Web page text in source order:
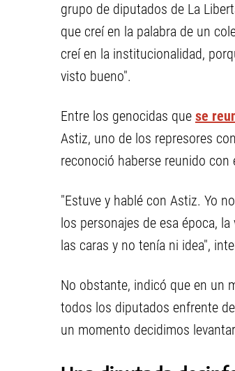
grupo de diputados de La
que creí en la palabra de un
creí en la institucionalidad,
visto bueno".
Entre los genocidas que se
Astiz, uno de los represores
reconoció haberse reunido
"Estuve y hablé con Astiz. Yo
los personajes de esa época,
las caras y no tenía ni idea",
No obstante, indicó que en un
todos los diputados enfrente
un momento decidimos